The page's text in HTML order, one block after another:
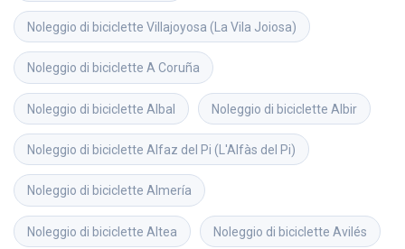
Noleggio di biciclette Villajoyosa (La Vila Joiosa)
Noleggio di biciclette A Coruña
Noleggio di biciclette Albal Noleggio di biciclette Albir
Noleggio di biciclette Alfaz del Pi (L'Alfàs del Pi)
Noleggio di biciclette Almería
Noleggio di biciclette Altea Noleggio di biciclette Avilés